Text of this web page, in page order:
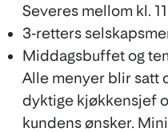
Severes mellom kl.
3-retters
Middagsbuffet og
Alle menyer blir satt
dyktige kjøkkensjef
kundens ønsker.